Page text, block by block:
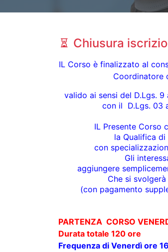
Chiusura
IL Corso è finalizzato al
Coordinatore
valido ai sensi del D.Lgs.
con il D.Lgs. 03
IL Presente Corso
la Qualifica di
con
Gli
aggiungere
Che si
(con pagamento
PARTENZA CORSO
Durata totale 120 ore
Frequenza di Venerdì ore